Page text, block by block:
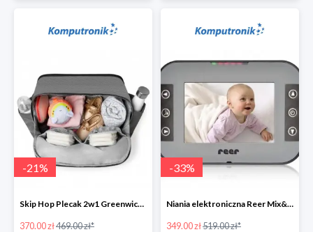
-21%
Skip Hop Plecak 2w1 Greenwich Portobello w super cenie
370.00 zł469.00 zł*
-33%
Niania elektroniczna Reer Mix&Match w super cenie
349.00 zł519.00 zł*